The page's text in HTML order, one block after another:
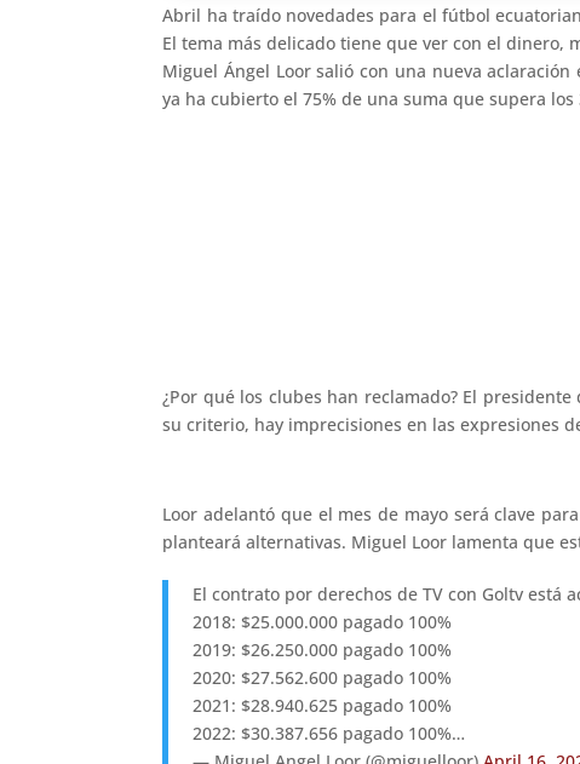
Abril ha traído novedades para el fútbol
El tema más delicado tiene que ver con el dinero,
Miguel Ángel Loor salió con una nueva
ya ha cubierto el 75% de una suma que supera
¿Por qué los clubes han reclamado? El
su criterio, hay imprecisiones en las expresiones
Loor adelantó que el mes de mayo será clave
planteará alternativas. Miguel Loor lamenta que
El contrato por derechos de TV con Goltv está
2018: $25.000.000 pagado 100%
2019: $26.250.000 pagado 100%
2020: $27.562.600 pagado 100%
2021: $28.940.625 pagado 100%
2022: $30.387.656 pagado 100%…